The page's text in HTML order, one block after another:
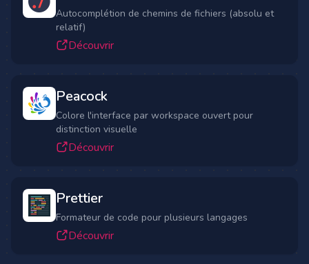
Autocomplétion de chemins de fichiers (absolu et
relatif)
Découvrir
Peacock
Colore l'interface par workspace ouvert pour
distinction visuelle
Découvrir
Prettier
Formateur de code pour plusieurs langages
Découvrir